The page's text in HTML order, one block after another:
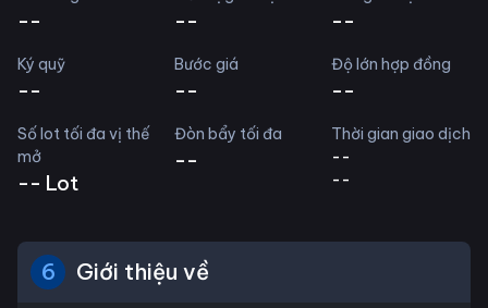
-- -- --
Ký quỹ
--
Bước giá
--
Độ lớn hợp đồng
--
Số lot tối đa vị thế
mở
-- Lot
Đòn bẩy tối đa
--
Thời gian giao dịch
--
--
6 Giới thiệu về